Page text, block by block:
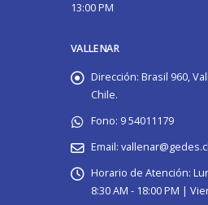
13:00 PM
VALLENAR
Dirección: Brasil 960,
Chile.
Fono: 9 54011179
Email: vallenar@gedes.cl
Horario de Atención:
8:30 AM - 18:00 PM |